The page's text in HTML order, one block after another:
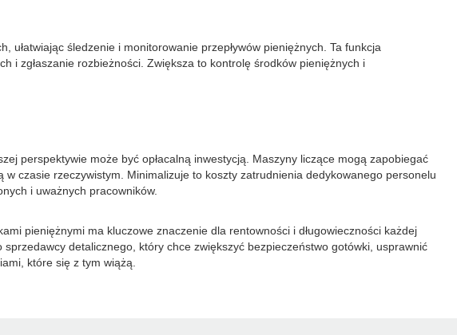
ułatwiając śledzenie i monitorowanie przepływów pieniężnych. Ta funkcja
i zgłaszanie rozbieżności. Zwiększa to kontrolę środków pieniężnych i
perspektywie może być opłacalną inwestycją. Maszyny liczące mogą zapobiegać
czasie rzeczywistym. Minimalizuje to koszty zatrudnienia dedykowanego personelu
i uważnych pracowników.
pieniężnymi ma kluczowe znaczenie dla rentowności i długowieczności każdej
detalicznego, który chce zwiększyć bezpieczeństwo gotówki, usprawnić
które się z tym wiążą.